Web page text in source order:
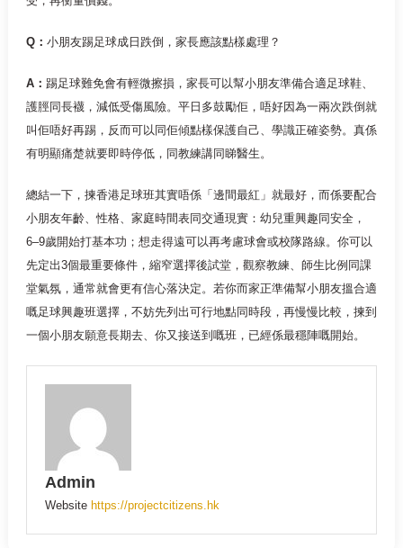
Q： 小朋友踢足球成日跌倒，家長應該點樣處理？
A： 踢足球難免會有輕微擦損，家長可以幫小朋友準備合適足球鞋、
護脛同長襪，減低受傷風險。平日多鼓勵佢，唔好因為一兩次跌倒就
叫佢唔好再踢，反而可以同佢傾點樣保護自己、學識正確姿勢。真係
有明顯痛楚就要即時停低，同教練講同睇醫生。
總結一下，揀香港足球班其實唔係「邊間最紅」就最好，而係要配合
小朋友年齡、性格、家庭時間表同交通現實：幼兒重興趣同安全，
6–9歲開始打基本功；想走得遠可以再考慮球會或校隊路線。你可以
先定出3個最重要條件，縮窄選擇後試堂，觀察教練、師生比例同課
堂氣氛，通常就會更有信心落決定。若你而家正準備幫小朋友搵合適
嘅足球興趣班選擇，不妨先列出可行地點同時段，再慢慢比較，揀到
一個小朋友願意長期去、你又接送到嘅班，已經係最穩陣嘅開始。
Admin
Website https://projectcitizens.hk